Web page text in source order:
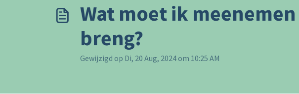
Wat moet ik
breng?
Gewijzigd op Di, 20 Aug, 2024 om 10:25 AM